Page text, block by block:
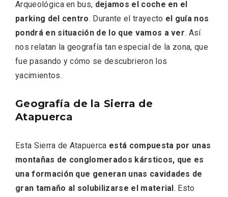
Arqueológica en bus, dejamos el coche en el
parking del centro. Durante el trayecto el guía nos
pondrá en situación de lo que vamos a ver. Así
nos relatan la geografía tan especial de la zona, que
fue pasando y cómo se descubrieron los
yacimientos.
Geografía de la Sierra de
Atapuerca
Esta Sierra de Atapuerca está compuesta por unas
montañas de conglomerados kársticos, que es
una formación que generan unas cavidades de
gran tamaño al solubilizarse el material. Esto
IGP Morcilla de Burgos triunfó en el
Salón Gourmet 2026